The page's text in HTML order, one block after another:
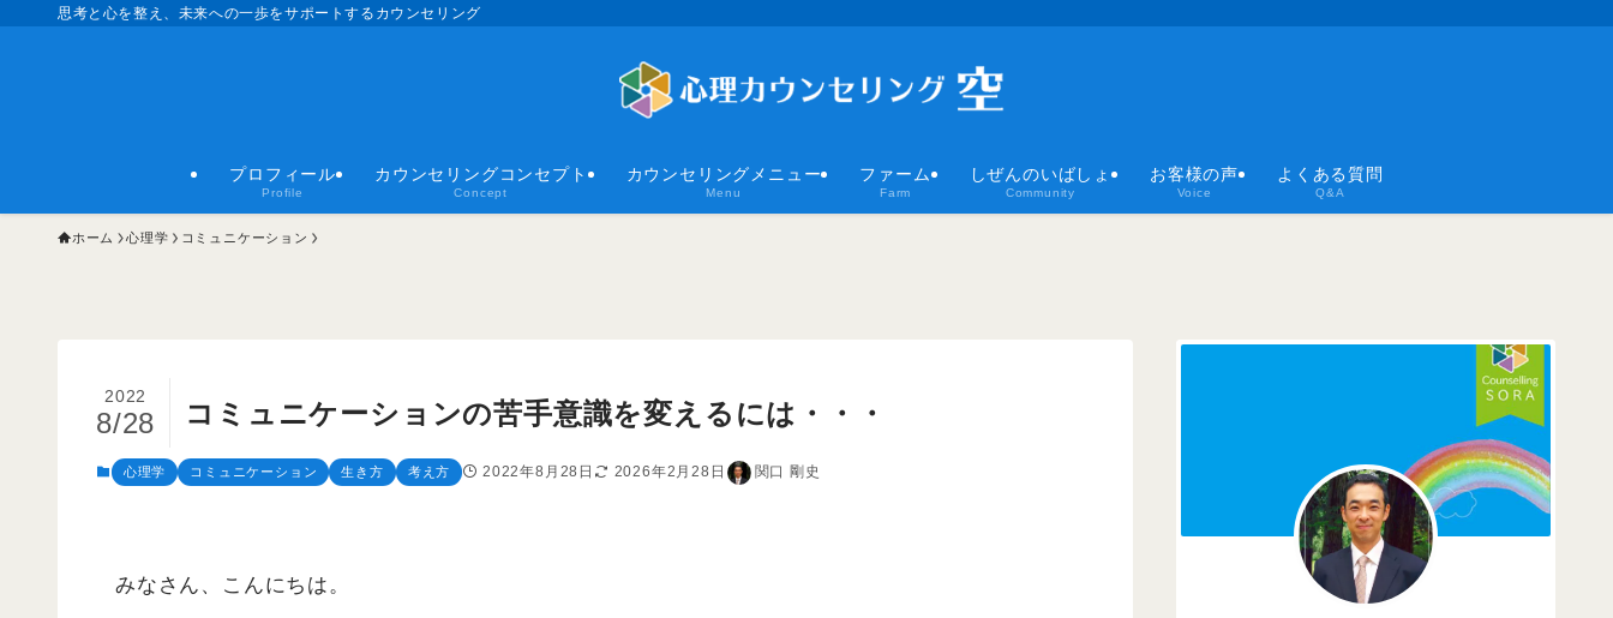
思考と心を整え、未来への一歩をサポートするカウンセリング
プロフィール
Profile
カウンセリングコンセプト
Concept
カウンセリングメニュー
Menu
ファーム
Farm
しぜんのいばしょ
Community
お客様の声
Voice
よくある質問
Q&A
ホーム 心理学 コミュニケーション
コミュニケーションの苦手意識を変えるには・・・
2022
8/28
心理学 コミュニケーション 生き方 考え方 2022年8月28日 2026年2月28日 関口 剛史
みなさん、こんにちは。